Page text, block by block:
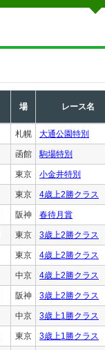
場 レース名
札幌 大通公園特別
函館 駒場特別
東京 小金井特別
東京 4歳上2勝クラス
阪神 春待月賞
東京 3歳上2勝クラス
東京 4歳上2勝クラス
中京 4歳上2勝クラス
阪神 3歳上2勝クラス
中京 3歳上1勝クラス
東京 3歳上1勝クラス